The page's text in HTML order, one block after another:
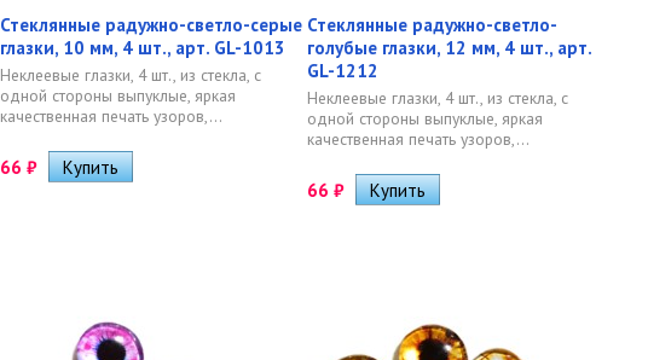
Стеклянные радужно-светло-серые
глазки, 10 мм, 4 шт., арт. GL-1013
Неклеевые глазки, 4 шт., из стекла, с
одной стороны выпуклые, яркая
качественная печать узоров,...
66 ₽
Стеклянные радужно-светло-
голубые глазки, 12 мм, 4 шт., арт.
GL-1212
Неклеевые глазки, 4 шт., из стекла, с
одной стороны выпуклые, яркая
качественная печать узоров,...
66 ₽